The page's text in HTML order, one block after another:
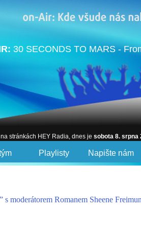
30 SECONDS TO MARS -
stránkách HEY Radia, dnes je sobota 8. srpna
Playlisty Napište nám
moderátorem Romanem Sheene